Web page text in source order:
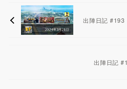
出陣日記 #193
出陣日記